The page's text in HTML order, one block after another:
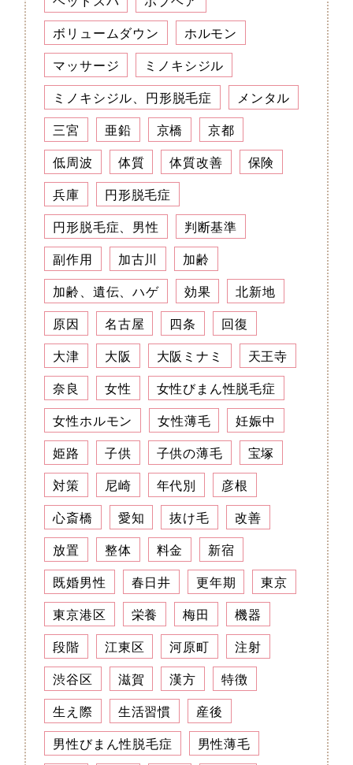
ボリュームダウン
ホルモン
マッサージ
ミノキシジル
ミノキシジル、円形脱毛症
メンタル
三宮
亜鉛 京橋
京都
低周波
体質 体質改善
保険
兵庫
円形脱毛症
円形脱毛症、男性
判断基準
副作用
加古川
加齢
加齢、遺伝、ハゲ
効果
北新地
原因
名古屋 四条
回復
大津
大阪 大阪ミナミ
天王寺
奈良
女性
女性びまん性脱毛症
女性ホルモン
女性薄毛
妊娠中
姫路
子供 子供の薄毛
宝塚
対策
尼崎 年代別
彦根
心斎橋
愛知 抜け毛
改善
放置
整体 料金
新宿
既婚男性
春日井 更年期
東京
東京港区
栄養 梅田
機器
段階
江東区 河原町
注射
渋谷区
滋賀 漢方
特徴
生え際
生活習慣
産後
男性びまん性脱毛症
男性薄毛